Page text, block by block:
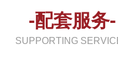
-配套服务-
SUPPORTING